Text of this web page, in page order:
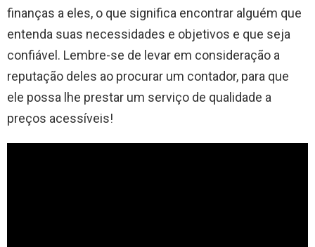
finanças a eles, o que significa encontrar alguém que
entenda suas necessidades e objetivos e que seja
confiável. Lembre-se de levar em consideração a
reputação deles ao procurar um contador, para que
ele possa lhe prestar um serviço de qualidade a
preços acessíveis!